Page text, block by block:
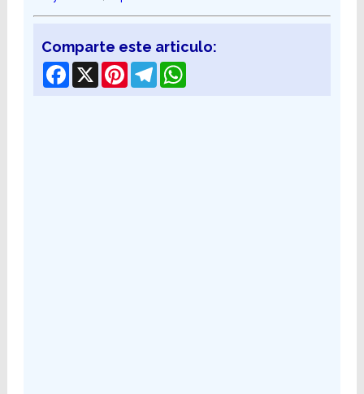
Comparte este articulo:
Facebook
X PinterestTelegramWhatsApp